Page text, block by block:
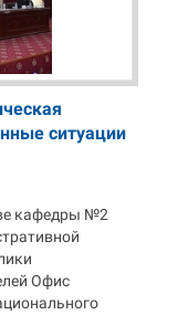
ситуации
кафедры №2
Офис